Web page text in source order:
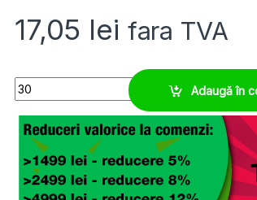
17,05 lei fara TVA
Eticheta inox 60 x 9 mm, prindere cu coliere
Adaugă în